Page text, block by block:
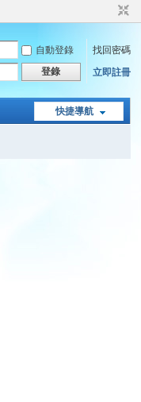
自動登錄
找回密碼
登錄 立即註冊
快捷導航